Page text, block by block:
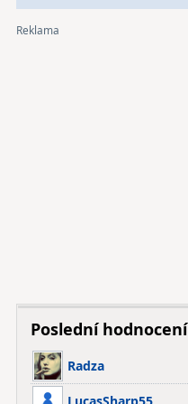
Poslední hodnocení
Radza